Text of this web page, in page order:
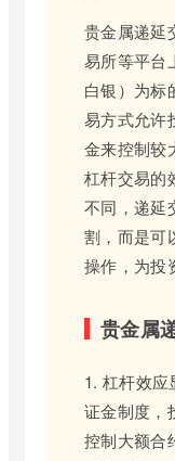
贵金属递延
易所等平台
白银）为标
易方式允许
金来控制较
杠杆交易的
不同，递延
割，而是可
操作，为投
贵金属
1. 杠杆效应
证金制度，
控制大额合